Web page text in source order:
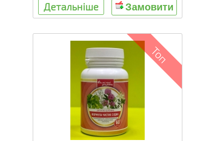
Детальніше Замовити
Топ